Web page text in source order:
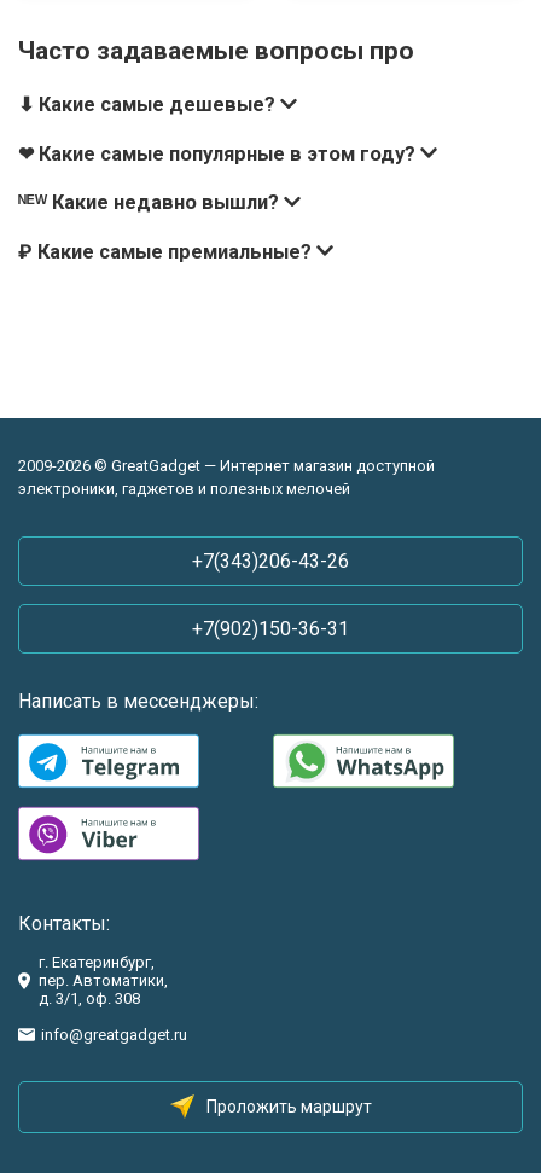
Часто задаваемые вопросы про
⬇ Какие самые дешевые?
❤ Какие самые популярные в этом году?
ᴺᴱᵂ Какие недавно вышли?
₽ Какие самые премиальные?
2009-2026 © GreatGadget — Интернет магазин доступной
электроники, гаджетов и полезных мелочей
+7(343)206-43-26
+7(902)150-36-31
Написать в мессенджеры:
Контакты:
г. Екатеринбург,
пер. Автоматики,
д. 3/1, оф. 308
info@greatgadget.ru
Проложить маршрут